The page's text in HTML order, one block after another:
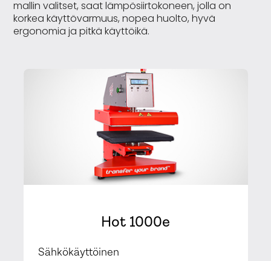
mallin valitset, saat lämpösiirtokoneen, jolla on
korkea käyttövarmuus, nopea huolto, hyvä
ergonomia ja pitkä käyttöikä.
Hot 1000e
Sähkökäyttöinen